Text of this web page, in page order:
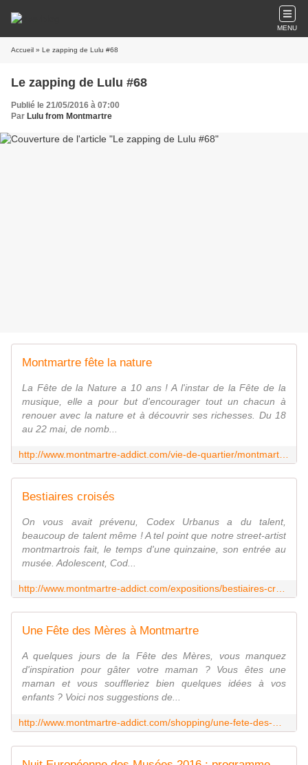
MENU
Accueil » Le zapping de Lulu #68
Le zapping de Lulu #68
Publié le 21/05/2016 à 07:00
Par Lulu from Montmartre
Montmartre fête la nature
La Fête de la Nature a 10 ans ! A l'instar de la Fête de la
musique, elle a pour but d'encourager tout un chacun à
renouer avec la nature et à découvrir ses richesses. Du 18
au 22 mai, de nomb...
Bestiaires croisés
On vous avait prévenu, Codex Urbanus a du talent,
beaucoup de talent même ! A tel point que notre street-artist
montmartrois fait, le temps d'une quinzaine, son entrée au
musée. Adolescent, Cod...
Une Fête des Mères à Montmartre
A quelques jours de la Fête des Mères, vous manquez
d'inspiration pour gâter votre maman ? Vous êtes une
maman et vous souffleriez bien quelques idées à vos
enfants ? Voici nos suggestions de...